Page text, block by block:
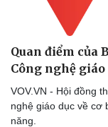
Quan điểm của
Công nghệ giáo
VOV.VN - Hội đồng
nghệ giáo dục về cơ
năng.